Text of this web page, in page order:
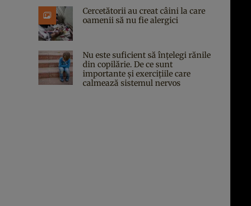
Cercetătorii au creat câini la care
oamenii să nu fie alergici
Nu este suficient să înțelegi rănile
din copilărie. De ce sunt
importante și exercițiile care
calmează sistemul nervos